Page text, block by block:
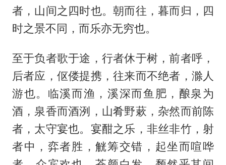
者，山间之四时也。朝而往，暮而归，四
时之景不同，而乐亦无穷也。
至于负者歌于途，行者休于树，前者呼，
后者应，伛偻提携，往来而不绝者，滁人
游也。临溪而渔，溪深而鱼肥，酿泉为
酒，泉香而酒洌，山肴野蔌，杂然而前陈
者，太守宴也。宴酣之乐，非丝非竹，射
者中，弈者胜，觥筹交错，起坐而喧哗